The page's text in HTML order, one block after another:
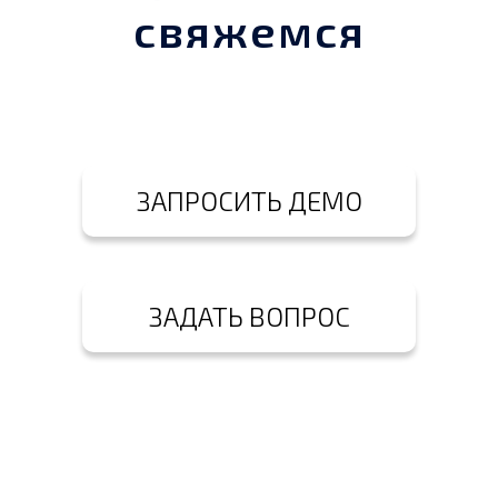
свяжемся
ЗАПРОСИТЬ ДЕМО
ЗАДАТЬ ВОПРОС